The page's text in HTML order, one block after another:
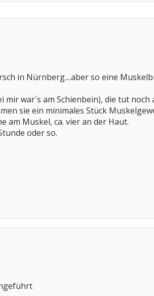
in Nürnberg....aber so eine
war´s am Schienbein), die tut
sie ein minimales Stück
am Muskel, ca. vier an der Haut.
oder so.